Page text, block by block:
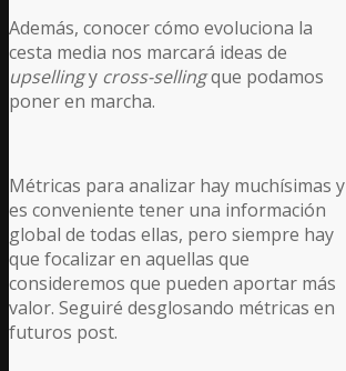
Además, conocer cómo evoluciona la
cesta media nos marcará ideas de
upsellingy cross-sellingque podamos
poner en marcha.
Métricas para analizar hay muchísimas y
es conveniente tener una información
global de todas ellas, pero siempre hay
que focalizar en aquellas que
consideremos que pueden aportar más
valor. Seguiré desglosando métricas en
futuros post.